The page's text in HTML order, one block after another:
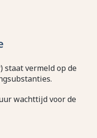
staat vermeld op de
wachttijd voor de